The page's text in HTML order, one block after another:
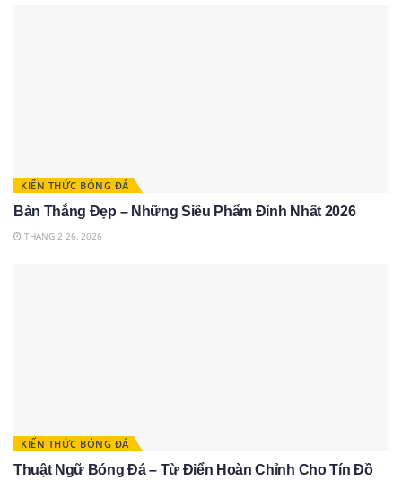
KIẾN THỨC BÓNG ĐÁ
Bàn Thắng Đẹp – Những Siêu Phẩm Đỉnh Nhất 2026
THÁNG 2 26, 2026
KIẾN THỨC BÓNG ĐÁ
Thuật Ngữ Bóng Đá – Từ Điển Hoàn Chỉnh Cho Tín Đồ